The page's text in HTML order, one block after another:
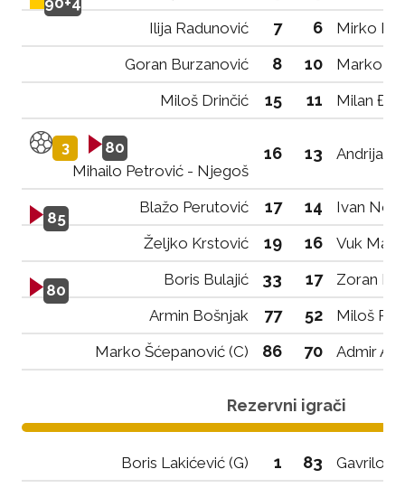
Ilija Radunović
7 6
Mirko
Goran Burzanović
8 10
Marko
Miloš Drinčić
15 11 Milan
3
80
Mihailo Petrović - Njegoš
16 13 Andrija
85
Blažo Perutović 17 14
Ivan
Željko Krstović
19 16 Vuk
80
Boris Bulajić 33 17
Zoran
Armin Bošnjak
77 52
Miloš
Marko Šćepanović (C)
86 70 Admir
Rezervni igrači
Boris Lakićević (G) 1 83
Gavrilo